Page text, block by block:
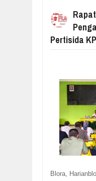
BLORA
Pertisida
Blora,